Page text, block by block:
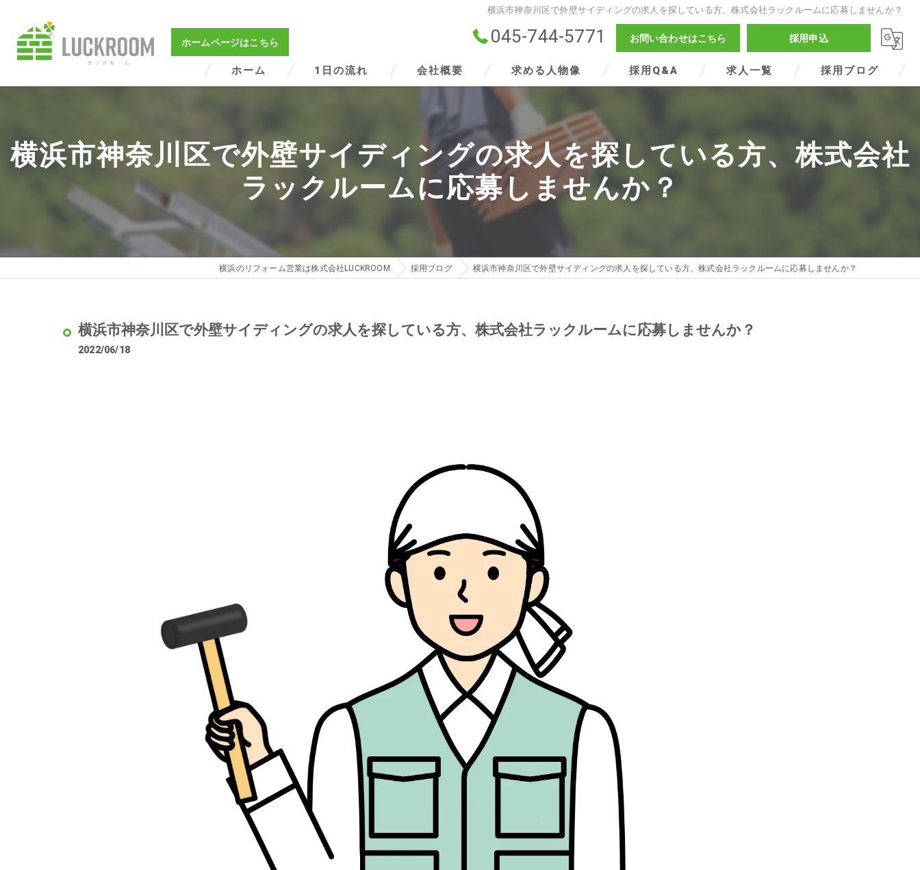
横浜市神奈川区で外壁サイディングの求人を探している方、株式会社ラックルームに応募しませんか？
ホームページはこちら 045-744-5771 お問い合わせはこちら 採用申込
ホーム 1日の流れ 会社概要
ビジョン
事業案内
求める人物像 採用Q&A 求人一覧 採用ブログ
横浜市神奈川区で外壁サイディングの求人を探している方、株式会社
ラックルームに応募しませんか？
横浜のリフォーム営業は株式会社LUCKROOM 採用ブログ 横浜市神奈川区で外壁サイディングの求人を探している方、株式会社ラックルームに応募しませんか？
横浜市神奈川区で外壁サイディングの求人を探している方、株式会社ラックルームに応募しませんか？
2022/06/18